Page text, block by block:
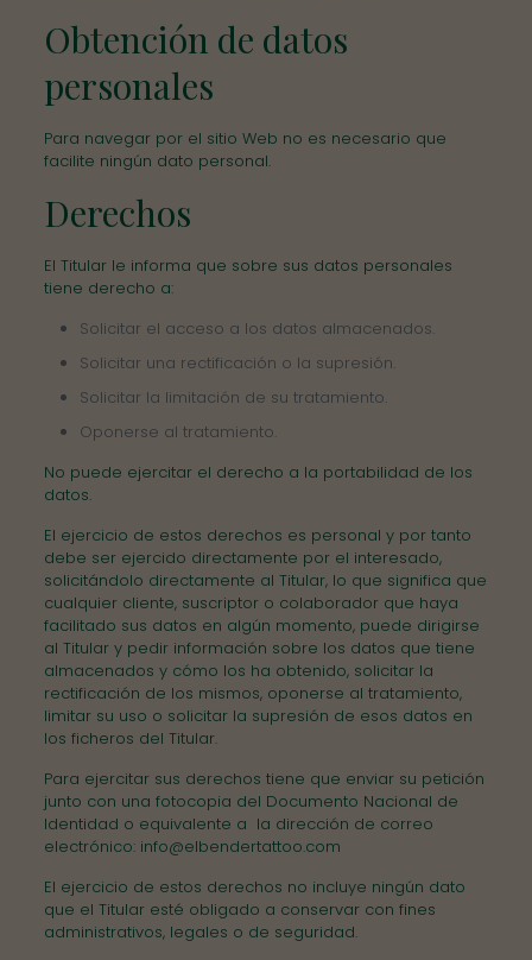
Obtención de datos
personales
Para navegar por el sitio Web no es necesario que
facilite ningún dato personal.
Derechos
El Titular le informa que sobre sus datos personales
tiene derecho a:
Solicitar el acceso a los datos almacenados.
Solicitar una rectificación o la supresión.
Solicitar la limitación de su tratamiento.
Oponerse al tratamiento.
No puede ejercitar el derecho a la portabilidad de los
datos.
El ejercicio de estos derechos es personal y por tanto
debe ser ejercido directamente por el interesado,
solicitándolo directamente al Titular, lo que significa que
cualquier cliente, suscriptor o colaborador que haya
facilitado sus datos en algún momento, puede dirigirse
al Titular y pedir información sobre los datos que tiene
almacenados y cómo los ha obtenido, solicitar la
rectificación de los mismos, oponerse al tratamiento,
limitar su uso o solicitar la supresión de esos datos en
los ficheros del Titular.
Para ejercitar sus derechos tiene que enviar su petición
junto con una fotocopia del Documento Nacional de
Identidad o equivalente a la dirección de correo
electrónico: info@elbendertattoo.com
El ejercicio de estos derechos no incluye ningún dato
que el Titular esté obligado a conservar con fines
administrativos, legales o de seguridad.